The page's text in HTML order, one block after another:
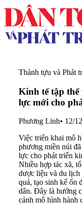
Thành tựu và Phát
Kinh tế tập
lực mới cho
Phương Linh• 12/
Việc triển khai mô
phương miền núi
lực cho phát triển
Nhiều hợp tác xã,
dược liệu và du lịch
quả, tạo sinh kế ổn
dân. Đây là hướng
cảnh mô hình hành